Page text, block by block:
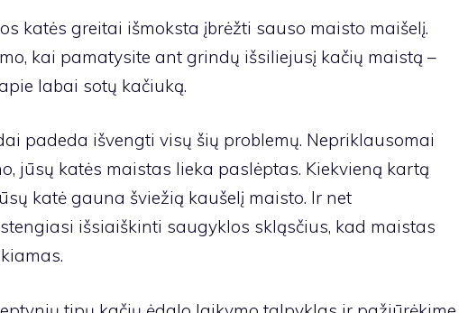
katės greitai išmoksta įbrėžti sauso maisto maišelį.
kai pamatysite ant grindų išsiliejusį kačių maistą –
labai sotų kačiuką.
padeda išvengti visų šių problemų. Nepriklausomai
jūsų katės maistas lieka paslėptas. Kiekvieną kartą
katė gauna šviežią kaušelį maisto. Ir net
išsiaiškinti saugyklos skląsčius, kad maistas